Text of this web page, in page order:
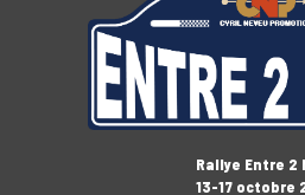
Rallye Entre 2
13-17 octobre